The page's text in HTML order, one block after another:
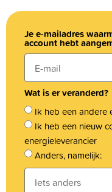
Je e-mailadres
account hebt
Wat is er veranderd?
Ik heb een andere
Ik heb een nieuw
energieleverancier
Anders, namelijk: